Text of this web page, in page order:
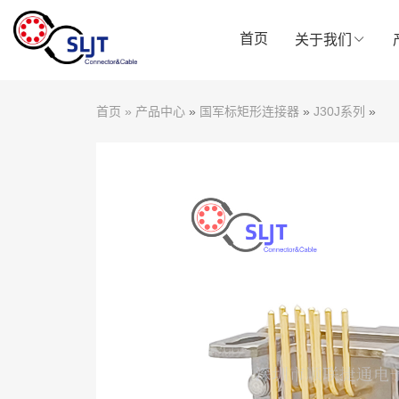
首页 关于我们
首页 » 产品中心» 国军标矩形连接器» J30J系列 »